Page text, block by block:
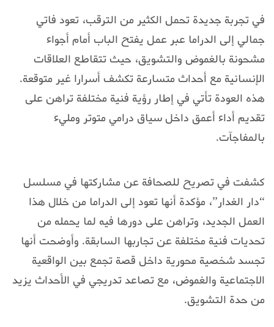
في تجربة جديدة تحمل الكثير من الترقب، تعود فاتي
جمالي إلى الدراما عبر عمل يفتح الباب أمام أجواء
مشحونة بالغموض والتشويق، حيث تتقاطع العلاقات
الإنسانية مع أحداث متسارعة تكشف أسرارا غير متوقعة.
هذه العودة تأتي في إطار رؤية فنية مختلفة تراهن على
تقديم أداء أعمق داخل سياق درامي متوتر ومليء
بالمفاجآت.
كشفت في تصريح للصحافة عن مشاركتها في مسلسل
“دار الغدار”، مؤكدة أنها تعود إلى الدراما من خلال هذا
العمل الجديد، وتراهن على دورها فيه لما يحمله من
تحديات فنية مختلفة عن تجاربها السابقة. وأوضحت أنها
تجسد شخصية محورية داخل قصة تجمع بين الواقعية
الاجتماعية والغموض، مع تصاعد تدريجي في الأحداث يزيد
من حدة التشويق.